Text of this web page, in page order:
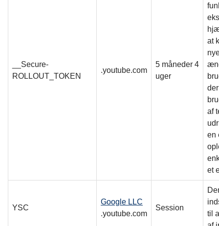
__Secure-
ROLLOUT_TOKEN
.youtube.com
5 måneder 4
uger
at
af
en
et
YSC
Google LLC
.youtube.com
Session
til